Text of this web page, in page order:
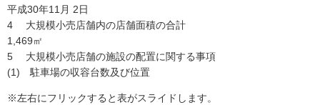
平成30年11月 2日
4 大規模小売店舗内の店舗面積の合計
1,469㎡
5 大規模小売店舗の施設の配置に関する事項
(1) 駐車場の収容台数及び位置
※左右にフリックすると表がスライドします。